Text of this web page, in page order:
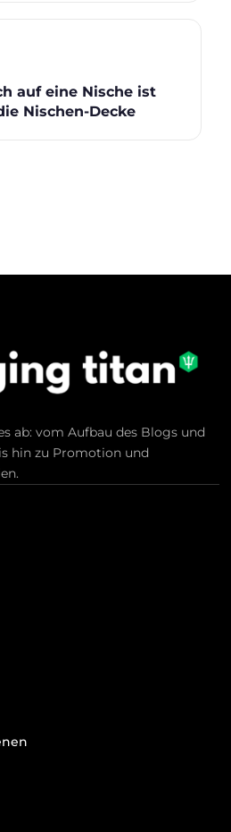
auf eine Nische ist
Nischen-Decke
ab: vom Aufbau des Blogs und
hin zu Promotion und